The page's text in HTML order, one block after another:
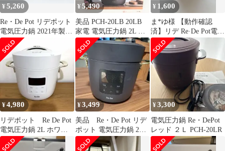
¥5,260
Re・De Pot リデポット
電気圧力鍋 2021年製
2L PCH-20LB
¥5,490
美品 PCH-20LB 20LB
家電 電気圧力鍋 2L リ
デポット ブラック
Re・De Pot 家電 本体
¥ 1,600
ま*ゆ様 【動作確認
済】リデ Re·De Pot電気
圧力鍋 2L レッド PCH
¥4,980
リデポット Re De Pot
電気圧力鍋 2L ホワイ
ト PCH-20LW
¥3,499
美品 Re・De Pot リデ
ポット 電気圧力鍋 2L
PCH-20LB
¥3,300
電気圧力鍋 Re・DePot
レッド ２Ｌ PCH-20LR